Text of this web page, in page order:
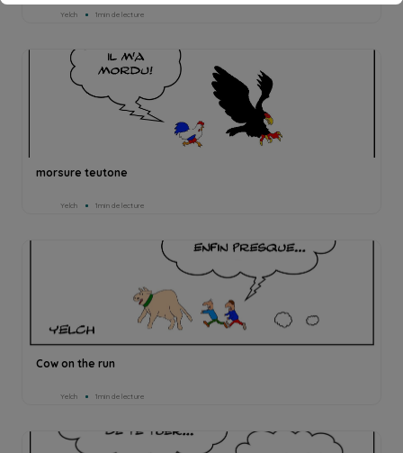
Yelch 1min de lecture
morsure teutone
Yelch 1min de lecture
Cow on the run
Yelch 1min de lecture